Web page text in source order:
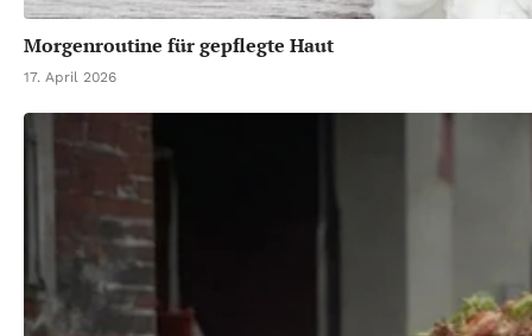
Morgenroutine für gepflegte Haut
17. April 2026